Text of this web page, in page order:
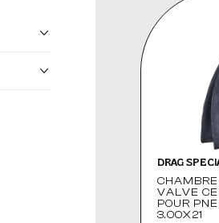
DRAG
VALVE
POUR
3.00X21